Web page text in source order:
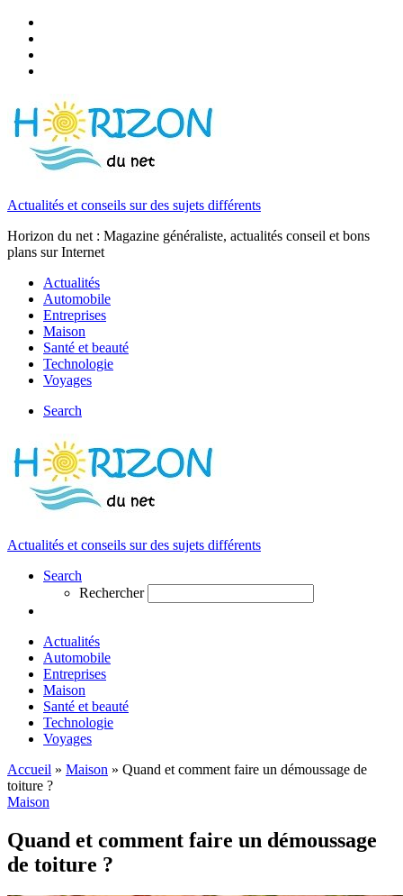
Actualités et conseils sur des sujets différents
Horizon du net : Magazine généraliste, actualités conseil et bons
plans sur Internet
Actualités
Automobile
Entreprises
Maison
Santé et beauté
Technologie
Voyages
Search
Actualités et conseils sur des sujets différents
Search
Rechercher
Actualités
Automobile
Entreprises
Maison
Santé et beauté
Technologie
Voyages
Accueil » Maison » Quand et comment faire un démoussage de
toiture ?
Maison
Quand et comment faire un démoussage
de toiture ?